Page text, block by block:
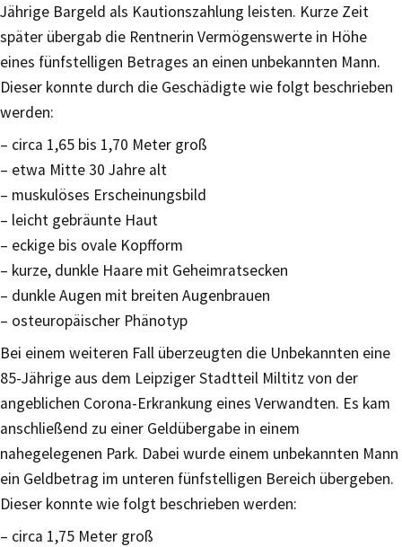
Jährige Bargeld als Kautionszahlung leisten. Kurze Zeit
später übergab die Rentnerin Vermögenswerte in Höhe
eines fünfstelligen Betrages an einen unbekannten Mann.
Dieser konnte durch die Geschädigte wie folgt beschrieben
werden:
– circa 1,65 bis 1,70 Meter groß
– etwa Mitte 30 Jahre alt
– muskulöses Erscheinungsbild
– leicht gebräunte Haut
– eckige bis ovale Kopfform
– kurze, dunkle Haare mit Geheimratsecken
– dunkle Augen mit breiten Augenbrauen
– osteuropäischer Phänotyp
Bei einem weiteren Fall überzeugten die Unbekannten eine
85-Jährige aus dem Leipziger Stadtteil Miltitz von der
angeblichen Corona-Erkrankung eines Verwandten. Es kam
anschließend zu einer Geldübergabe in einem
nahegelegenen Park. Dabei wurde einem unbekannten Mann
ein Geldbetrag im unteren fünfstelligen Bereich übergeben.
Dieser konnte wie folgt beschrieben werden:
– circa 1,75 Meter groß